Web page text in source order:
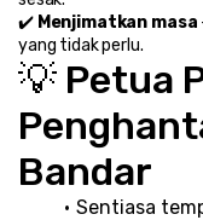
✔️ Menjimatkan masa
yang tidak perlu.
💡 Petua
Bandar
Sentiasa